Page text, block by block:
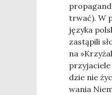
trwać). W
języ­ka
zastą­pi­li
na
dzie nie
wa­nia